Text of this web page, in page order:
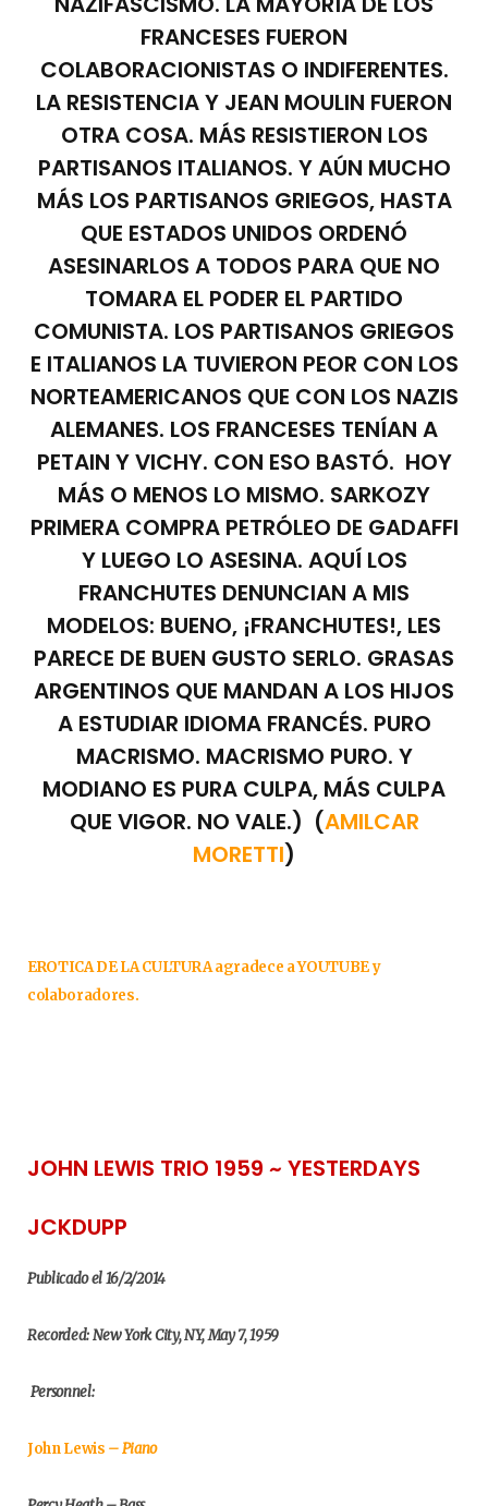
FRANCESES FUERON
COLABORACIONISTAS O INDIFERENTES.
LA RESISTENCIA Y JEAN MOULIN FUERON
OTRA COSA. MÁS RESISTIERON LOS
PARTISANOS ITALIANOS. Y AÚN MUCHO
MÁS LOS PARTISANOS GRIEGOS, HASTA
QUE ESTADOS UNIDOS ORDENÓ
ASESINARLOS A TODOS PARA QUE NO
TOMARA EL PODER EL PARTIDO
COMUNISTA. LOS PARTISANOS GRIEGOS
E ITALIANOS LA TUVIERON PEOR CON LOS
NORTEAMERICANOS QUE CON LOS NAZIS
ALEMANES. LOS FRANCESES TENÍAN A
PETAIN Y VICHY. CON ESO BASTÓ. HOY
MÁS O MENOS LO MISMO. SARKOZY
PRIMERA COMPRA PETRÓLEO DE GADAFFI
Y LUEGO LO ASESINA. AQUÍ LOS
FRANCHUTES DENUNCIAN A MIS
MODELOS: BUENO, ¡FRANCHUTES!, LES
PARECE DE BUEN GUSTO SERLO. GRASAS
ARGENTINOS QUE MANDAN A LOS HIJOS
A ESTUDIAR IDIOMA FRANCÉS. PURO
MACRISMO. MACRISMO PURO. Y
MODIANO ES PURA CULPA, MÁS CULPA
QUE VIGOR. NO VALE.) (AMILCAR
MORETTI)
EROTICA DE LA CULTURA agradece a YOUTUBE y
colaboradores.
JOHN LEWIS TRIO 1959 ~ YESTERDAYS
JCKDUPP
Publicado el 16/2/2014
Recorded: New York City, NY, May 7, 1959
Personnel:
John Lewis – Piano